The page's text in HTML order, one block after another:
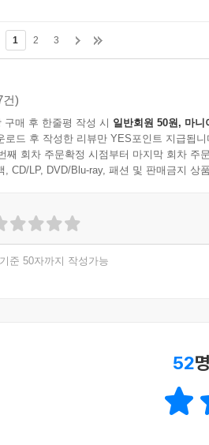
1 2 3
건)
구매 후 한줄평 작성 시 일반회원 50원, 마니
로드 후 작성한 리뷰만 YES포인트 지급됩니
째 회차 주문확정 시점부터 마지막 회차 주
, CD/LP, DVD/Blu-ray, 패션 및 판매금지 상
준 50자까지 작성가능
52